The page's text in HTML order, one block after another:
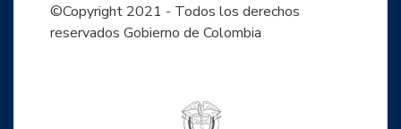
©Copyright 2021 - Todos los derechos
reservados Gobierno de Colombia